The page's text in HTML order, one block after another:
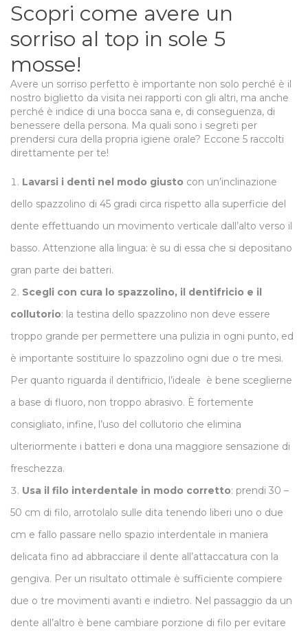
Scopri come avere un
sorriso al top in sole 5
mosse!
Avere un sorriso perfetto è importante non solo perché è il
nostro biglietto da visita nei rapporti con gli altri, ma anche
perché è indice di una bocca sana e, di conseguenza, di
benessere della persona. Ma quali sono i segreti per
prendersi cura della propria igiene orale? Eccone 5 raccolti
direttamente per te!
Lavarsi i denti nel modo giusto con un’inclinazione
dello spazzolino di 45 gradi circa rispetto alla superficie del
dente effettuando un movimento verticale dall’alto verso il
basso. Attenzione alla lingua: è su di essa che si depositano
gran parte dei batteri.
Scegli con cura lo spazzolino, il dentifricio e il
collutorio: la testina dello spazzolino non deve essere
troppo grande per permettere una pulizia in ogni punto, ed
è importante sostituire lo spazzolino ogni due o tre mesi.
Per quanto riguarda il dentifricio, l’ideale è bene sceglierne
a base di fluoro, non troppo abrasivo. È fortemente
consigliato, infine, l’uso del collutorio che elimina
ulteriormente i batteri e dona una maggiore sensazione di
freschezza.
Usa il filo interdentale in modo corretto: prendi 30 –
50 cm di filo, arrotolalo sulle dita tenendo liberi uno o due
cm e fallo passare nello spazio interdentale in maniera
delicata fino ad abbracciare il dente all’attaccatura con la
gengiva. Per un risultato ottimale è sufficiente compiere
due o tre movimenti avanti e indietro. Nel passaggio da un
dente all’altro è bene cambiare porzione di filo per evitare